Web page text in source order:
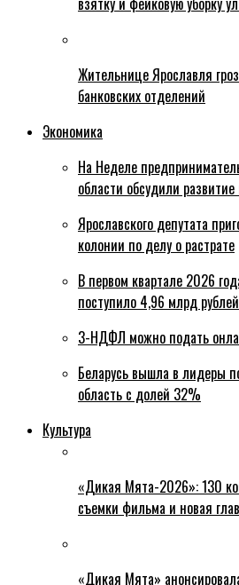
Жительнице Ярославля
банковских отделений
Экономика
На Неделе
области обсудили
Ярославского депутата
колонии по делу о растрате
В первом квартале 2026
поступило 4,96 млрд рублей
3-НДФЛ можно подать
Беларусь вышла в лидеры
область с долей 32%
Культура
«Дикая Мята-2026»: 130
съемки фильма и новая
«Дикая Мята»